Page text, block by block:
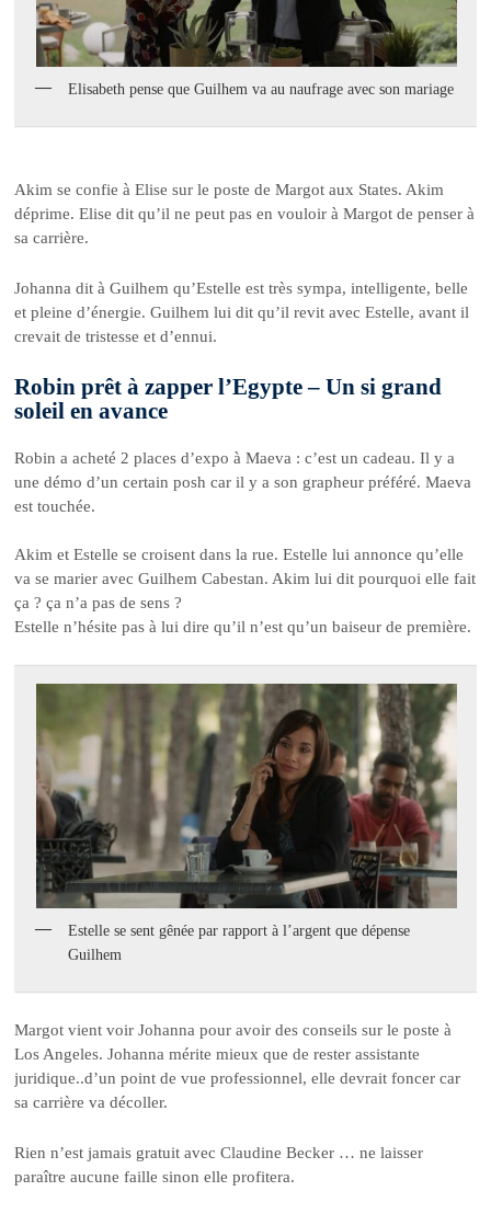
Elisabeth pense que Guilhem va au naufrage avec son mariage
Akim se confie à Elise sur le poste de Margot aux States. Akim
déprime. Elise dit qu’il ne peut pas en vouloir à Margot de penser à
sa carrière.
Johanna dit à Guilhem qu’Estelle est très sympa, intelligente, belle
et pleine d’énergie. Guilhem lui dit qu’il revit avec Estelle, avant il
crevait de tristesse et d’ennui.
Robin prêt à zapper l’Egypte – Un si grand
soleil en avance
Robin a acheté 2 places d’expo à Maeva : c’est un cadeau. Il y a
une démo d’un certain posh car il y a son grapheur préféré. Maeva
est touchée.
Akim et Estelle se croisent dans la rue. Estelle lui annonce qu’elle
va se marier avec Guilhem Cabestan. Akim lui dit pourquoi elle fait
ça ? ça n’a pas de sens ?
Estelle n’hésite pas à lui dire qu’il n’est qu’un baiseur de première.
Estelle se sent gênée par rapport à l’argent que dépense
Guilhem
Margot vient voir Johanna pour avoir des conseils sur le poste à
Los Angeles. Johanna mérite mieux que de rester assistante
juridique..d’un point de vue professionnel, elle devrait foncer car
sa carrière va décoller.
Rien n’est jamais gratuit avec Claudine Becker … ne laisser
paraître aucune faille sinon elle profitera.